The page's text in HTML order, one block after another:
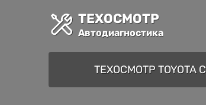
ТЕХОСМОТР
Автодиагностика
ТЕХОСМОТР TOYOTA